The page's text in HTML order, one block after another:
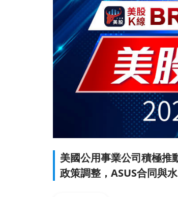
美國公用事業公司積極推
政策調整，ASUS合同與